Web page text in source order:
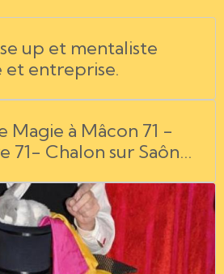
et entreprise.
Magie à Mâcon 71 -
71- Chalon sur Saône
- Jura 39